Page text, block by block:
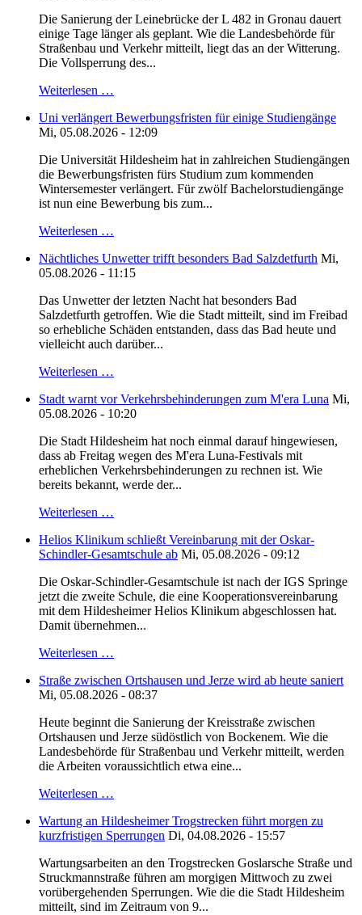
Die Sanierung der Leinebrücke der L 482 in Gronau dauert
einige Tage länger als geplant. Wie die Landesbehörde für
Straßenbau und Verkehr mitteilt, liegt das an der Witterung.
Die Vollsperrung des...
Weiterlesen …
Uni verlängert Bewerbungsfristen für einige Studiengänge
Mi, 05.08.2026 - 12:09
Die Universität Hildesheim hat in zahlreichen Studiengängen
die Bewerbungsfristen fürs Studium zum kommenden
Wintersemester verlängert. Für zwölf Bachelorstudiengänge
ist nun eine Bewerbung bis zum...
Weiterlesen …
Nächtliches Unwetter trifft besonders Bad Salzdetfurth Mi,
05.08.2026 - 11:15
Das Unwetter der letzten Nacht hat besonders Bad
Salzdetfurth getroffen. Wie die Stadt mitteilt, sind im Freibad
so erhebliche Schäden entstanden, dass das Bad heute und
vielleicht auch darüber...
Weiterlesen …
Stadt warnt vor Verkehrsbehinderungen zum M'era Luna Mi,
05.08.2026 - 10:20
Die Stadt Hildesheim hat noch einmal darauf hingewiesen,
dass ab Freitag wegen des M'era Luna-Festivals mit
erheblichen Verkehrsbehinderungen zu rechnen ist. Wie
bereits bekannt, werde der...
Weiterlesen …
Helios Klinikum schließt Vereinbarung mit der Oskar-
Schindler-Gesamtschule ab Mi, 05.08.2026 - 09:12
Die Oskar-Schindler-Gesamtschule ist nach der IGS Springe
jetzt die zweite Schule, die eine Kooperationsvereinbarung
mit dem Hildesheimer Helios Klinikum abgeschlossen hat.
Damit übernehmen...
Weiterlesen …
Straße zwischen Ortshausen und Jerze wird ab heute saniert
Mi, 05.08.2026 - 08:37
Heute beginnt die Sanierung der Kreisstraße zwischen
Ortshausen und Jerze südöstlich von Bockenem. Wie die
Landesbehörde für Straßenbau und Verkehr mitteilt, werden
die Arbeiten voraussichtlich etwa eine...
Weiterlesen …
Wartung an Hildesheimer Trogstrecken führt morgen zu
kurzfristigen Sperrungen Di, 04.08.2026 - 15:57
Wartungsarbeiten an den Trogstrecken Goslarsche Straße und
Struckmannstraße führen am morgigen Mittwoch zu zwei
vorübergehenden Sperrungen. Wie die die Stadt Hildesheim
mitteilt, sind im Zeitraum von 9...